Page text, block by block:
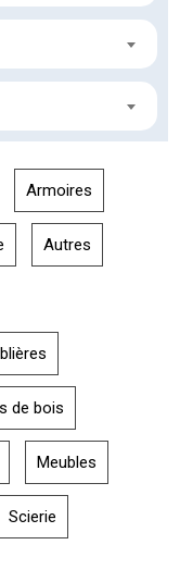
Armoires
Autres
de bois
Meubles
Scierie